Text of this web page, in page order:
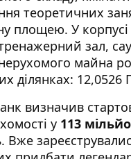
теоретичних
площею. У
зал,
майна
ділянках: 12,0526
визначив
у 113
. Вже